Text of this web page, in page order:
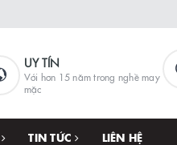
UY TÍN
Với hơn 15 năm trong nghề may
mặc
TIN TỨC LIÊN HỆ